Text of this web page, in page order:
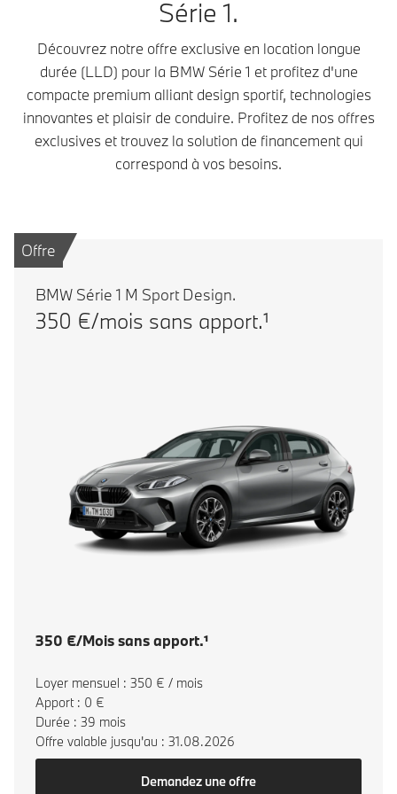
Série 1.
Découvrez notre offre exclusive en location longue
durée (LLD) pour la BMW Série 1 et profitez d'une
compacte premium alliant design sportif, technologies
innovantes et plaisir de conduire. Profitez de nos offres
exclusives et trouvez la solution de financement qui
correspond à vos besoins.
Offre
BMW Série 1 M Sport Design.
350 €/mois sans apport.¹
350 €/Mois sans apport.¹
Loyer mensuel : 350 € / mois
Apport : 0 €
Durée : 39 mois
Offre valable jusqu'au : 31.08.2026
Demandez une offre